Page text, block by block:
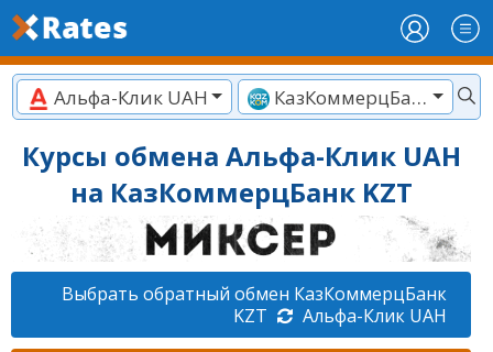
Альфа-Клик UAH КазКоммерцБанк KZT
Курсы обмена Альфа-Клик UAH
на КазКоммерцБанк KZT
Выбрать обратный обмен КазКоммерцБанк
KZT
Альфа-Клик UAH